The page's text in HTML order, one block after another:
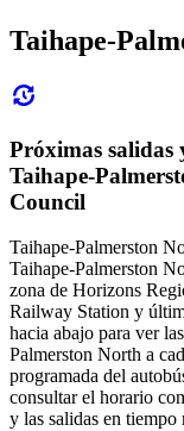
Taihape-
Próximas salidas
Taihape-
Council
Taihape-Palmerston
Taihape-Palmerston
zona de Horizons
Railway Station y
hacia abajo para ver
Palmerston North a
programada del
consultar el horario
y las salidas en tiempo